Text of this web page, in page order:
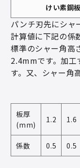
けい素鋼板
パンチ刃先にシャ
計算値に下記の係
標準のシャー角高
2.4mmです。加工
す。又、シャー角
板厚
(mm)
1.2 1.6
係数 0.5 0.5